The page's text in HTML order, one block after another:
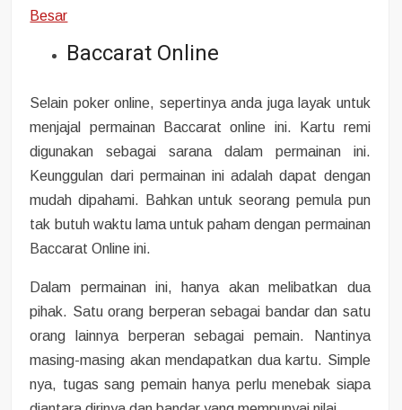
Besar
Baccarat Online
Selain poker online, sepertinya anda juga layak untuk
menjajal permainan Baccarat online ini. Kartu remi
digunakan sebagai sarana dalam permainan ini.
Keunggulan dari permainan ini adalah dapat dengan
mudah dipahami. Bahkan untuk seorang pemula pun
tak butuh waktu lama untuk paham dengan permainan
Baccarat Online ini.
Dalam permainan ini, hanya akan melibatkan dua
pihak. Satu orang berperan sebagai bandar dan satu
orang lainnya berperan sebagai pemain. Nantinya
masing-masing akan mendapatkan dua kartu. Simple
nya, tugas sang pemain hanya perlu menebak siapa